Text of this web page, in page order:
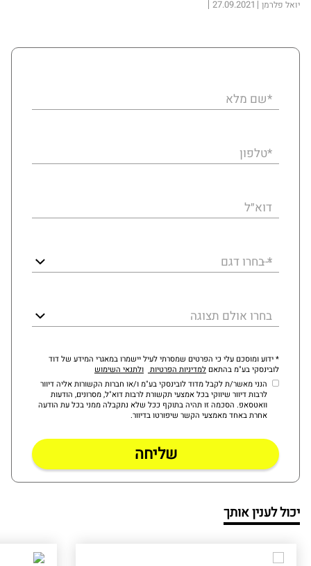
יואל פלרמן 27.09.2021
*שם מלא
*טלפון
דוא״ל
* בחרו דגם
בחרו אולם תצוגה
* ידוע ומוסכם עלי כי הפרטים שמסרתי לעיל יישמרו במאגרי המידע של דוד
לובינסקי בע"מ בהתאםלמדיניות הפרטיות ולתנאי השימוש
הנני מאשר/ת לקבל מדוד לובינסקי בע"מ ו/או חברות הקשורות אליה דיוור
לרבות דיוור שיווקי בכל אמצעי תקשורת לרבות דוא"ל, מסרונים, הודעות
וואטסאפ. הסכמה זו תהיה בתוקף ככל שלא נתקבלה ממני בכל עת הודעה
אחרת באחד מאמצעי הקשר שיפורטו בדיוור.
יכול לענין אותך